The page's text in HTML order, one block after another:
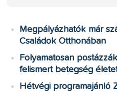
Megpályázhatók már
Családok Otthonában
Folyamatosan
felismert betegség
Hétvégi programajánló